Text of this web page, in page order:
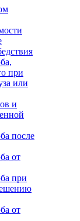
при
или
и
после
от
при
от